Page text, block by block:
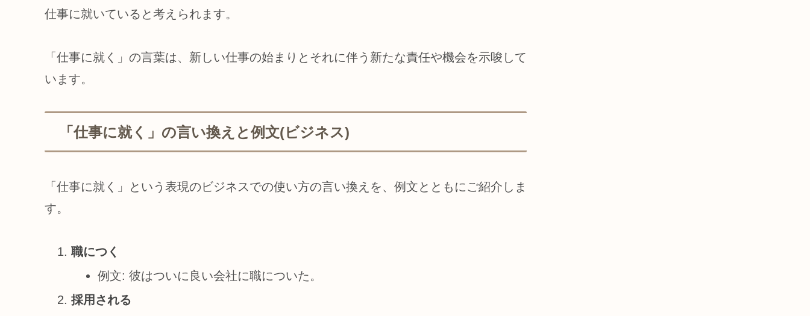
仕事に就いていると考えられます。
「仕事に就く」の言葉は、新しい仕事の始まりとそれに伴う新たな責任や機会を示唆して
います。
「仕事に就く」の言い換えと例文(ビジネス)
「仕事に就く」という表現のビジネスでの使い方の言い換えを、例文とともにご紹介しま
す。
職につく
例文: 彼はついに良い会社に職についた。
採用される